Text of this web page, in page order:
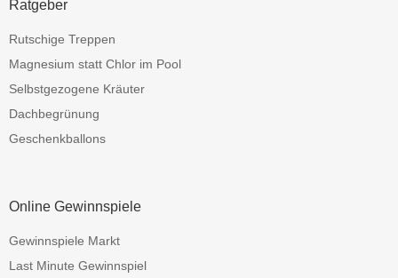
Ratgeber
Rutschige Treppen
Magnesium statt Chlor im Pool
Selbstgezogene Kräuter
Dachbegrünung
Geschenkballons
Online Gewinnspiele
Gewinnspiele Markt
Last Minute Gewinnspiel